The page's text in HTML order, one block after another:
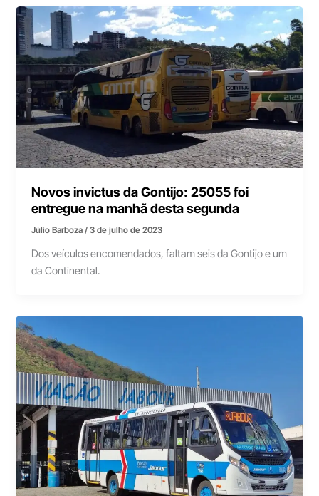
Novos invictus da Gontijo: 25055 foi
entregue na manhã desta segunda
Júlio Barboza/3 de julho de 2023
Dos veículos encomendados, faltam seis da Gontijo e um
da Continental.